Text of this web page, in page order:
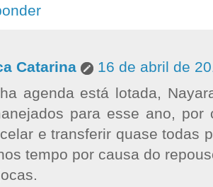
Catarina
16 de abril de
agenda está lotada,
para esse ano,
e transferir quase todas
tempo por causa do